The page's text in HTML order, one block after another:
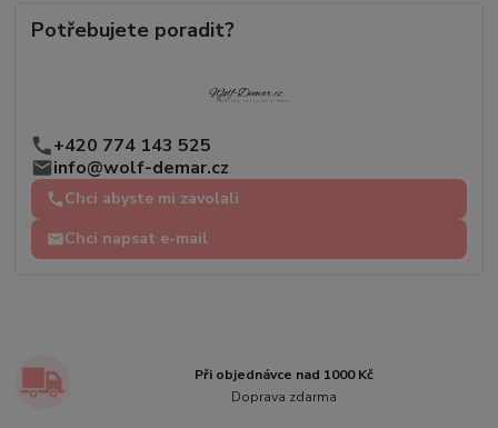
Potřebujete poradit?
+420 774 143 525
info@wolf-demar.cz
Chci abyste mi zavolali
Chci napsat e-mail
Při objednávce nad 1000 Kč
Doprava zdarma